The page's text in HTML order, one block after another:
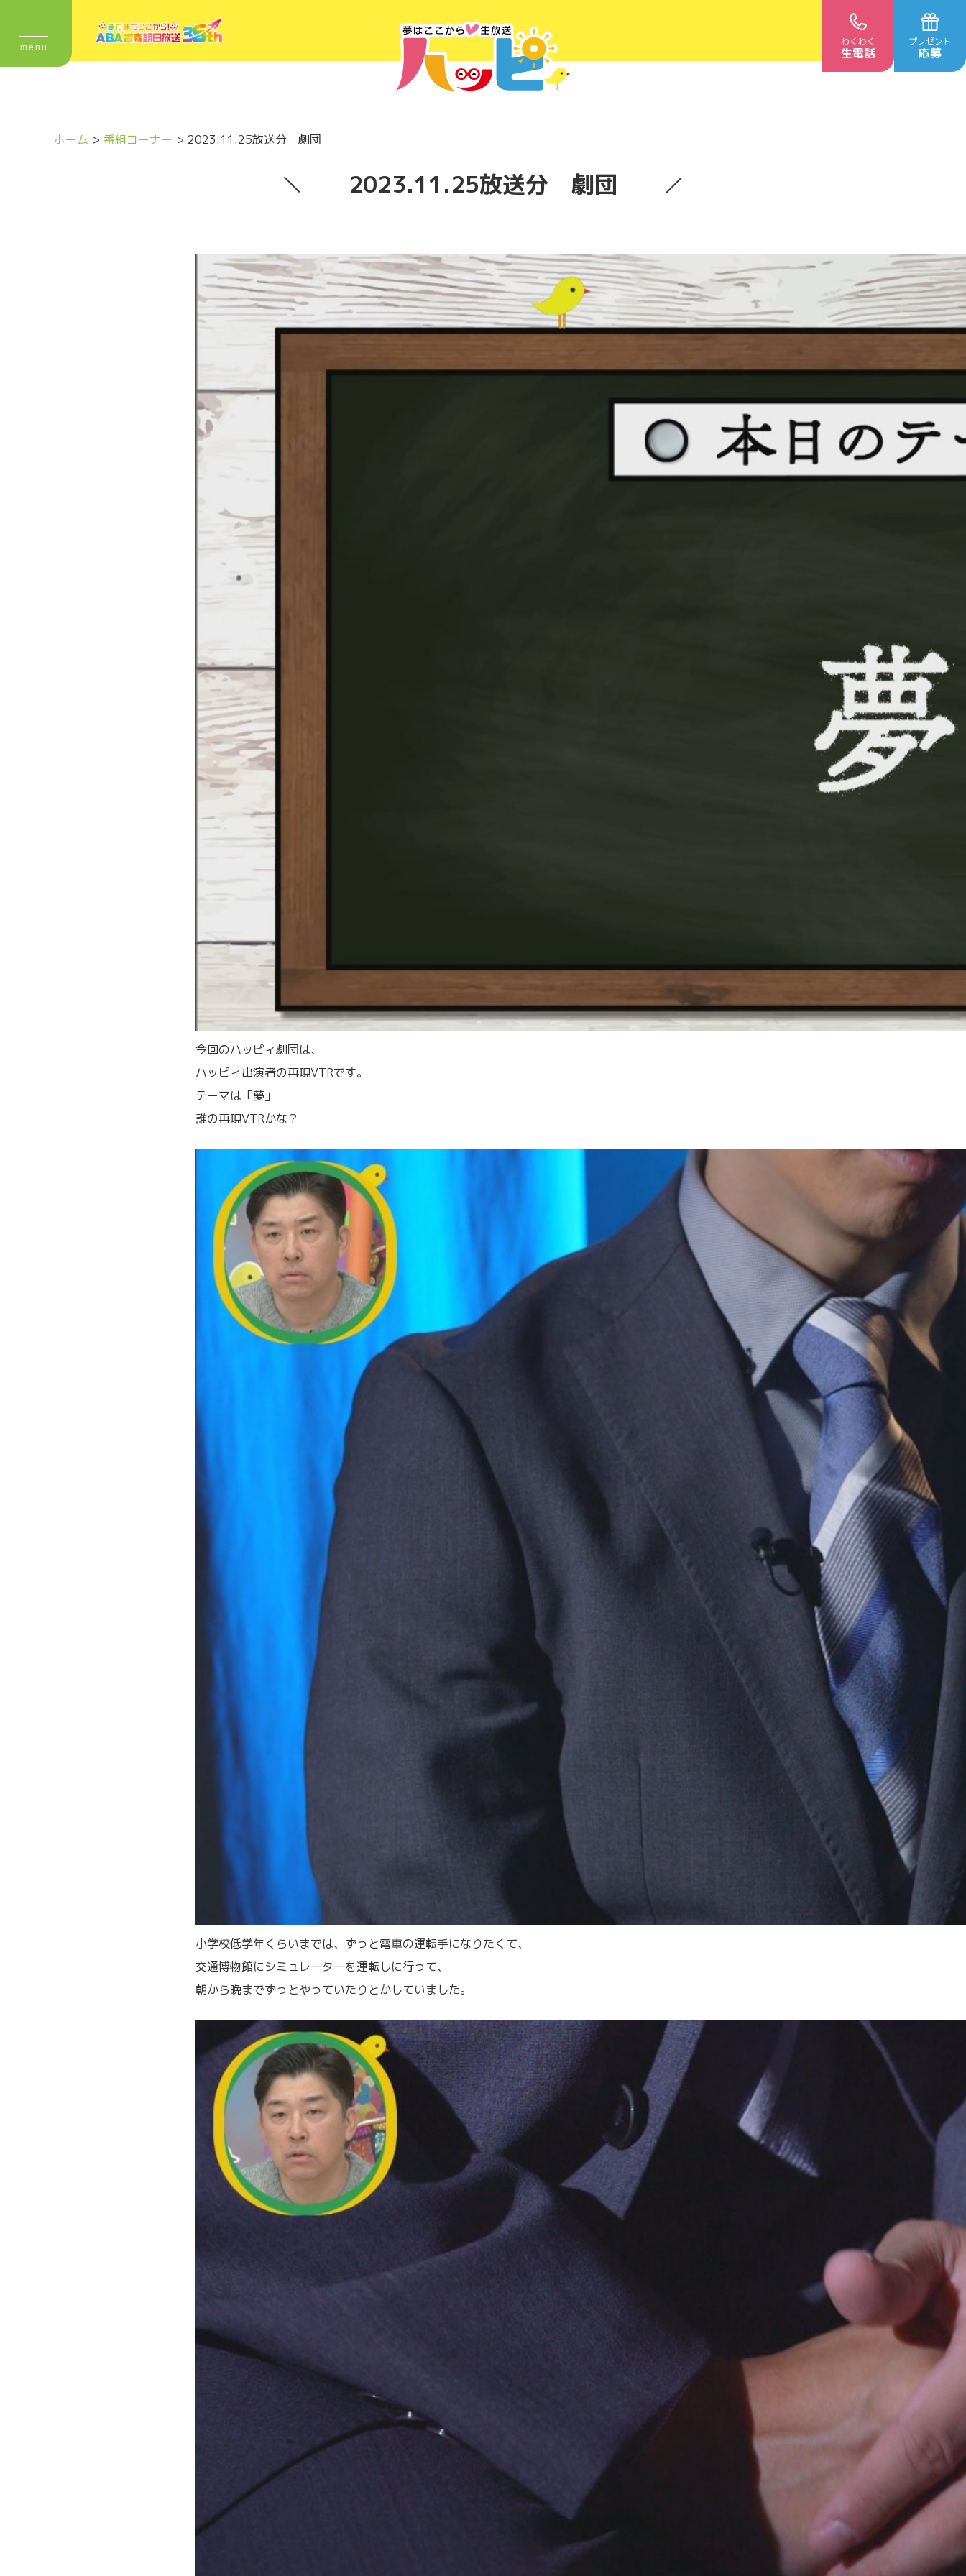
わくわく
生電話
プレゼント
応募
menu
ホーム 番組コーナー 2023.11.25放送分 劇団
2023.11.25放送分 劇団
今回のハッピィ劇団は、
ハッピィ出演者の再現VTRです。
テーマは「夢」
誰の再現VTRかな？
小学校低学年くらいまでは、ずっと電車の運転手になりたくて、
交通博物館にシミュレーターを運転しに行って、
朝から晩までずっとやっていたりとかしていました。